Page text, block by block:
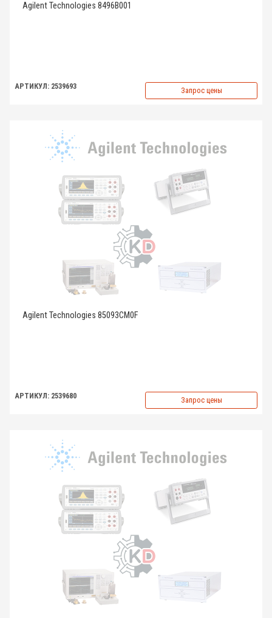
Agilent Technologies 8496B001
АРТИКУЛ: 2539693 Запрос цены
Agilent Technologies 85093CM0F
АРТИКУЛ: 2539680 Запрос цены